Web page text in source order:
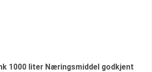
1000 liter Næringsmiddel godkjent